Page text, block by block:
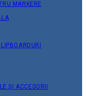
MARKERE
ȘI ACCESORII